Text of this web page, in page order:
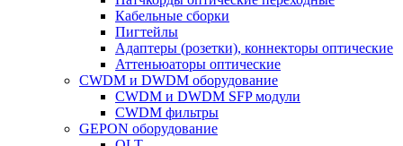
Кабельные сборки
Пигтейлы
Адаптеры (розетки), коннекторы оптические
Аттеньюаторы оптические
CWDM и DWDM оборудование
CWDM и DWDM SFP модули
CWDM фильтры
GEPON оборудование